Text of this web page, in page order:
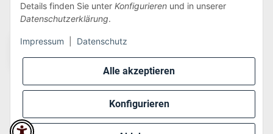
Alle akzeptieren
Konfigurieren
Details finden Sie unter Konfigurieren und in unserer
Datenschutzerklärung.
Impressum Datenschutz
Wir versenden via:
* Alle Preise inkl. gesetzlicher USt., zzgl.Versand